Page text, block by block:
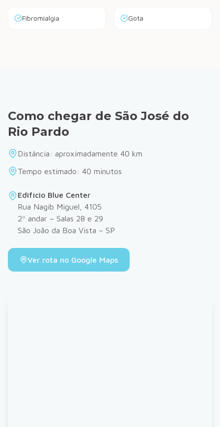
Fibromialgia Gota
Como chegar de São José do
Rio Pardo
Distância: aproximadamente 40 km
Tempo estimado: 40 minutos
Edifício Blue Center
Rua Nagib Miguel, 4105
2º andar – Salas 28 e 29
São João da Boa Vista – SP
Ver rota no Google Maps